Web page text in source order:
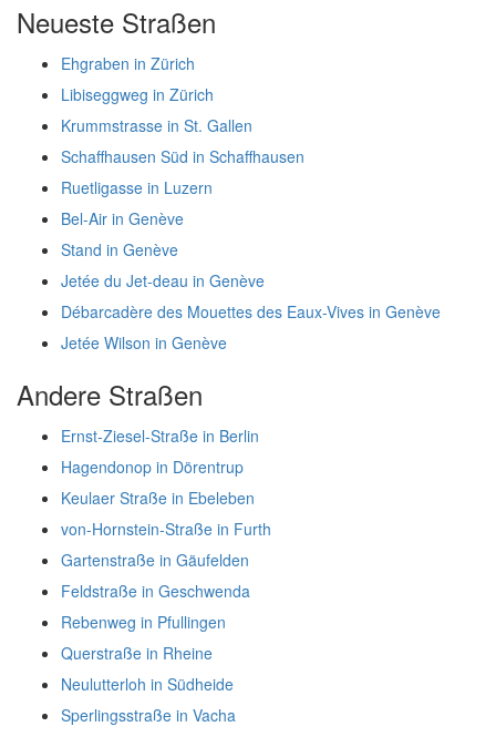
Neueste Straßen
Ehgraben in Zürich
Libiseggweg in Zürich
Krummstrasse in St. Gallen
Schaffhausen Süd in Schaffhausen
Ruetligasse in Luzern
Bel-Air in Genève
Stand in Genève
Jetée du Jet-deau in Genève
Débarcadère des Mouettes des Eaux-Vives in Genève
Jetée Wilson in Genève
Andere Straßen
Ernst-Ziesel-Straße in Berlin
Hagendonop in Dörentrup
Keulaer Straße in Ebeleben
von-Hornstein-Straße in Furth
Gartenstraße in Gäufelden
Feldstraße in Geschwenda
Rebenweg in Pfullingen
Querstraße in Rheine
Neulutterloh in Südheide
Sperlingsstraße in Vacha